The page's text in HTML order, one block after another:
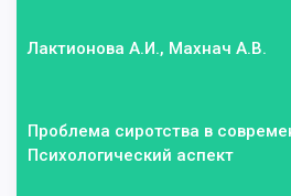
Лактионова А.И., Махнач А.В.
Проблема сиротства в
Психологический аспект